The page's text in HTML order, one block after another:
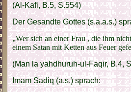
(Al-Kafi, B.5, S.554)
Der Gesandte Gottes (s.a.a.s.)
„Wer sich an einer Frau , die ihm
einem Satan mit Ketten aus Feuer
(Man la yahdhuruh-ul-Faqir, B.4,
Imam Sadiq (a.s.) sprach: